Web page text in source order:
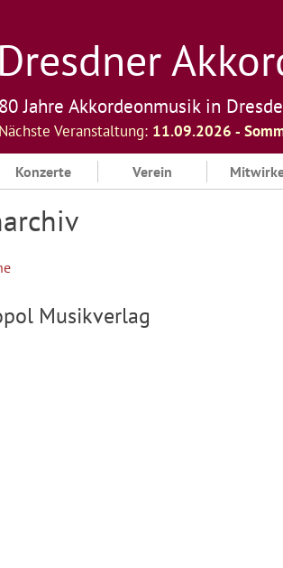
Dresdner
80 Jahre Akkordeonmusik in
Nächste Veranstaltung: 11.09.2026 ‐
Konzerte Verein
Musikverlag